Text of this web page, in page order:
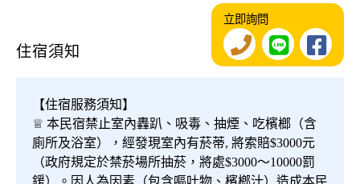
住宿須知
立即詢問
【住宿服務須知】
♕ 本民宿禁止室內轟趴、吸毒、抽煙、吃檳榔（含
廁所及浴室），經發現室內有菸蒂, 將索賠$3000元
（政府規定於禁菸場所抽菸，將處$3000～10000罰
鍰）。因人為因素（包含嘔吐物、檳榔汁）造成本民